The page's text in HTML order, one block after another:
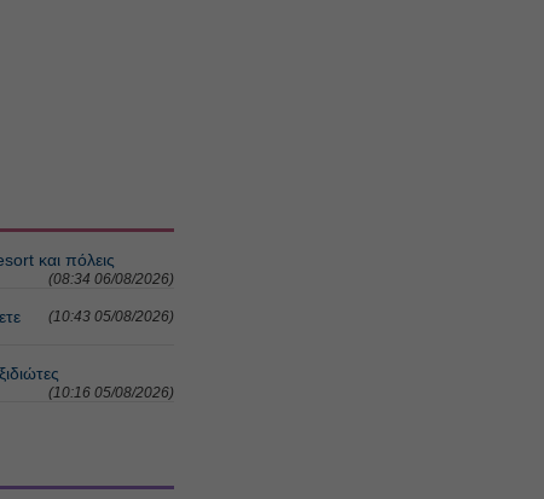
και πόλεις
(08:34 06/08/2026)
(10:43 05/08/2026)
(10:16 05/08/2026)